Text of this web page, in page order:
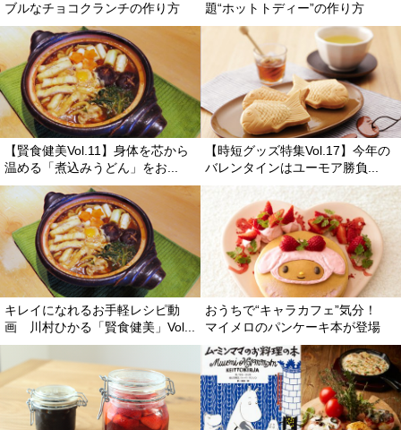
ブルなチョコクランチの作り方
題“ホットトディー”の作り方
【賢食健美Vol.11】身体を芯から
温める「煮込みうどん」をお...
【時短グッズ特集Vol.17】今年の
バレンタインはユーモア勝負...
キレイになれるお手軽レシピ動
画 川村ひかる「賢食健美」Vol...
おうちで“キャラカフェ”気分！
マイメロのパンケーキ本が登場